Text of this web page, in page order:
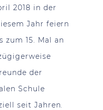
2018 in der
Jahr feiern
zum 15. Mal an
der
Schule
seit Jahren.